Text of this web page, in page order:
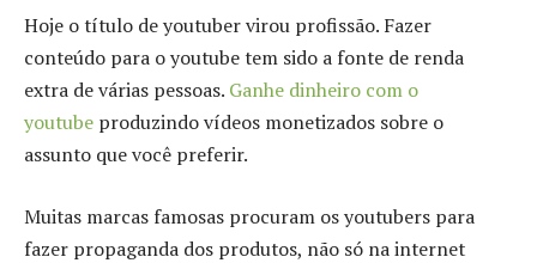
Hoje o título de youtuber virou profissão. Fazer
conteúdo para o youtube tem sido a fonte de renda
extra de várias pessoas. Ganhe dinheiro com o
youtube produzindo vídeos monetizados sobre o
assunto que você preferir.
Muitas marcas famosas procuram os youtubers para
fazer propaganda dos produtos, não só na internet